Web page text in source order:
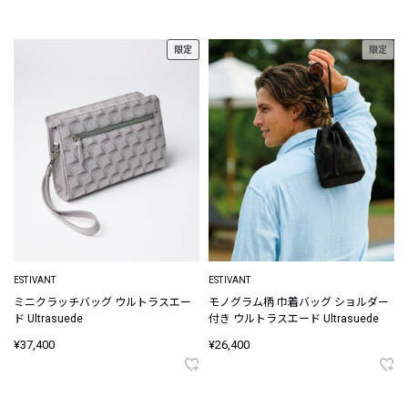
限定
ESTIVANT
ミニクラッチバッグ ウルトラスエー
ド Ultrasuede
¥37,400
限定
ESTIVANT
モノグラム柄 巾着バッグ ショルダー
付き ウルトラスエード Ultrasuede
¥26,400